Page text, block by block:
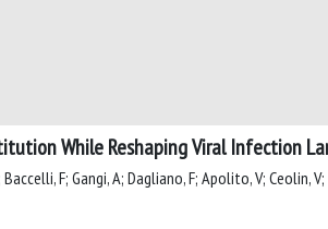
While Reshaping Viral Infection
F; Gangi, A; Dagliano, F; Apolito, V; Ceolin,